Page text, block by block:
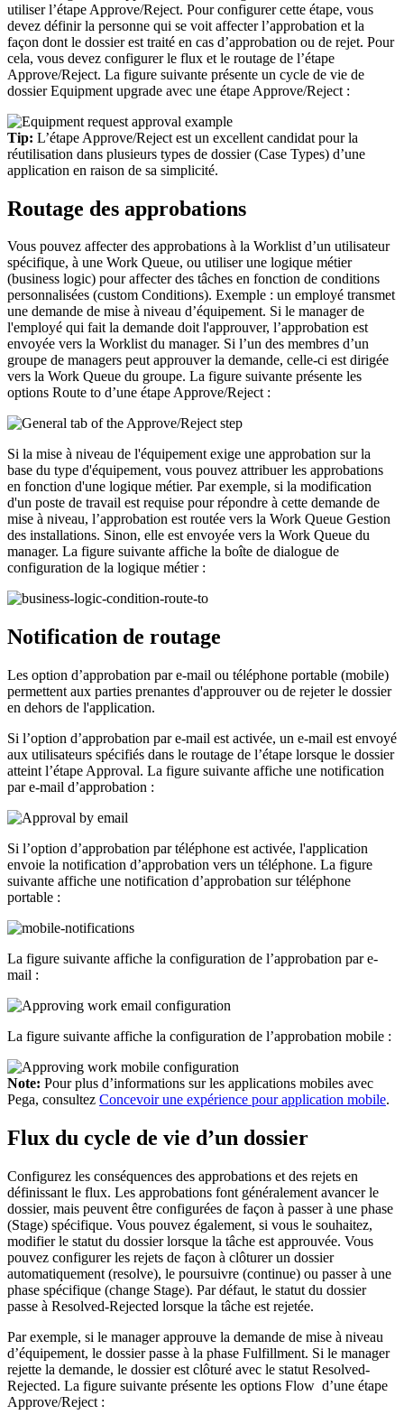
utiliser l’étape Approve/Reject. Pour configurer cette étape, vous
devez définir la personne qui se voit affecter l’approbation et la
façon dont le dossier est traité en cas d’approbation ou de rejet. Pour
cela, vous devez configurer le flux et le routage de l’étape
Approve/Reject. La figure suivante présente un cycle de vie de
dossier Equipment upgrade avec une étape Approve/Reject :
Tip: L’étape Approve/Reject est un excellent candidat pour la
réutilisation dans plusieurs types de dossier (Case Types) d’une
application en raison de sa simplicité.
Routage des approbations
Vous pouvez affecter des approbations à la Worklist d’un utilisateur
spécifique, à une Work Queue, ou utiliser une logique métier
(business logic) pour affecter des tâches en fonction de conditions
personnalisées (custom Conditions). Exemple : un employé transmet
une demande de mise à niveau d’équipement. Si le manager de
l'employé qui fait la demande doit l'approuver, l’approbation est
envoyée vers la Worklist du manager. Si l’un des membres d’un
groupe de managers peut approuver la demande, celle-ci est dirigée
vers la Work Queue du groupe. La figure suivante présente les
options Route to d’une étape Approve/Reject :
Si la mise à niveau de l'équipement exige une approbation sur la
base du type d'équipement, vous pouvez attribuer les approbations
en fonction d'une logique métier. Par exemple, si la modification
d'un poste de travail est requise pour répondre à cette demande de
mise à niveau, l’approbation est routée vers la Work Queue Gestion
des installations. Sinon, elle est envoyée vers la Work Queue du
manager. La figure suivante affiche la boîte de dialogue de
configuration de la logique métier :
Notification de routage
Les option d’approbation par e-mail ou téléphone portable (mobile)
permettent aux parties prenantes d'approuver ou de rejeter le dossier
en dehors de l'application.
Si l’option d’approbation par e-mail est activée, un e-mail est envoyé
aux utilisateurs spécifiés dans le routage de l’étape lorsque le dossier
atteint l’étape Approval. La figure suivante affiche une notification
par e-mail d’approbation :
Si l’option d’approbation par téléphone est activée, l'application
envoie la notification d’approbation vers un téléphone. La figure
suivante affiche une notification d’approbation sur téléphone
portable :
La figure suivante affiche la configuration de l’approbation par e-
mail :
La figure suivante affiche la configuration de l’approbation mobile :
Note: Pour plus d’informations sur les applications mobiles avec
Pega, consultez Concevoir une expérience pour application mobile.
Flux du cycle de vie d’un dossier
Configurez les conséquences des approbations et des rejets en
définissant le flux. Les approbations font généralement avancer le
dossier, mais peuvent être configurées de façon à passer à une phase
(Stage) spécifique. Vous pouvez également, si vous le souhaitez,
modifier le statut du dossier lorsque la tâche est approuvée. Vous
pouvez configurer les rejets de façon à clôturer un dossier
automatiquement (resolve), le poursuivre (continue) ou passer à une
phase spécifique (change Stage). Par défaut, le statut du dossier
passe à Resolved-Rejected lorsque la tâche est rejetée.
Par exemple, si le manager approuve la demande de mise à niveau
d’équipement, le dossier passe à la phase Fulfillment. Si le manager
rejette la demande, le dossier est clôturé avec le statut Resolved-
Rejected. La figure suivante présente les options Flow d’une étape
Approve/Reject :